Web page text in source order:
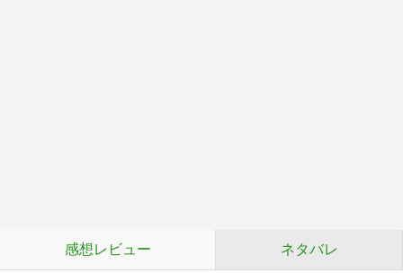
感想レビュー ネタバレ